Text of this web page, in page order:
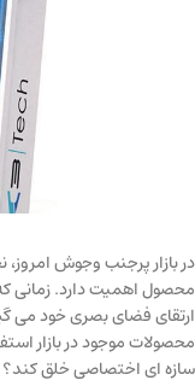
در بازار پرجنب وجوش
محصول اهمیت دارد. زمانی
ارتقای فضای بصری خود می
محصولات موجود در بازار
سازه ای اختصاصی خلق کند؟